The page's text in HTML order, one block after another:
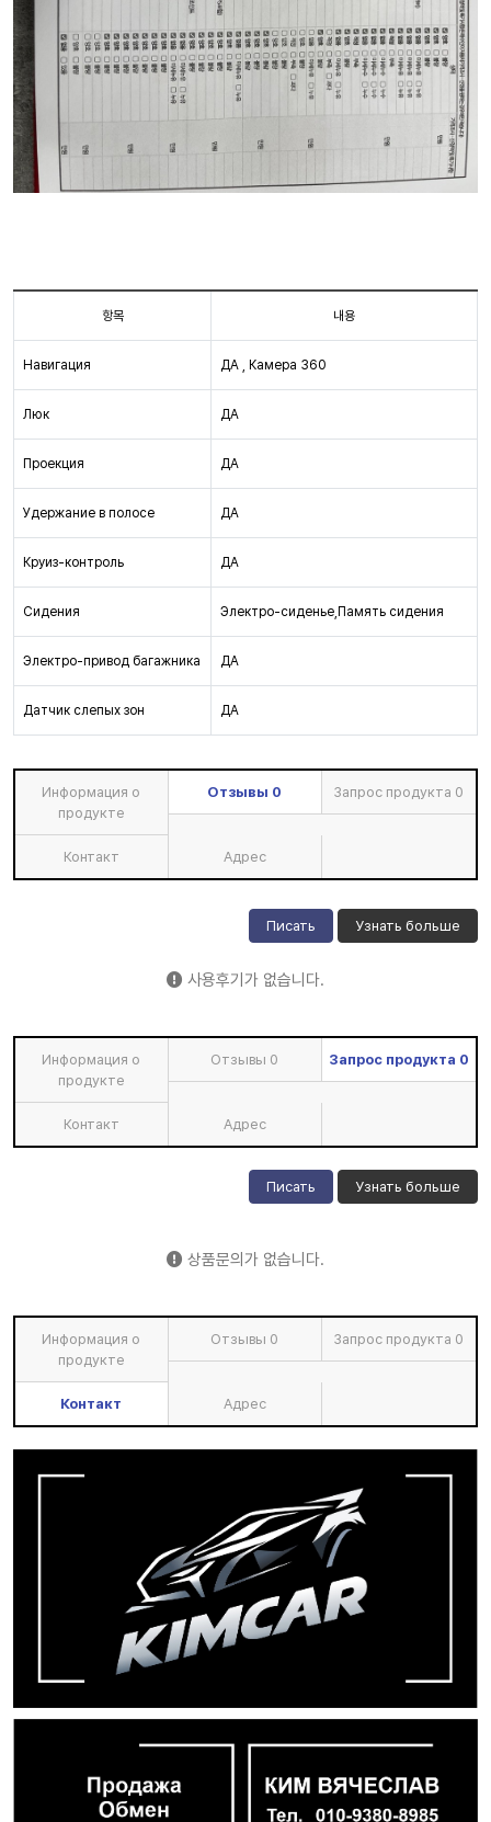
항목 내용
Навигация ДА , Камера 360
Люк ДА
Проекция ДА
Удержание в полосе ДА
Круиз-контроль ДА
Сидения Электро-сиденье,Память сидения
Электро-привод багажника ДА
Датчик слепых зон ДА
Информация о
продукте
Отзывы 0 Запрос продукта 0
Контакт Адрес
Писать Узнать больше
사용후기가 없습니다.
Информация о
продукте
Отзывы 0 Запрос продукта 0
Контакт Адрес
Писать Узнать больше
상품문의가 없습니다.
Информация о
продукте
Отзывы 0 Запрос продукта 0
Контакт Адрес